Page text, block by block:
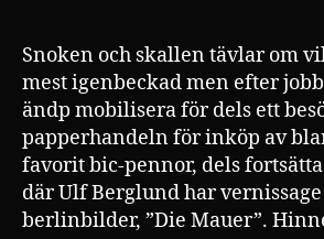
Snoken och skallen tävlar om
mest igenbeckad men efter
ändp mobilisera för dels ett
papperhandeln för inköp av
favorit bic-pennor, dels
där Ulf Berglund har
berlinbilder, ”Die Mauer”.